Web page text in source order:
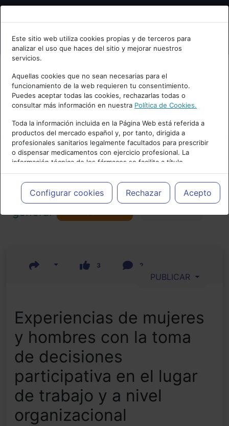
Bienvenid@ a psiquiatria.com
Escribe tu Email
Accede o regístrate con tu email.
Cancelar
Este sitio web utiliza cookies propias y de terceros para
analizar el uso que haces del sitio y mejorar nuestros
servicios.
Aquellas cookies que no sean necesarias para el
funcionamiento de la web requieren tu consentimiento.
Puedes aceptar todas las cookies, rechazarlas todas o
consultar más información en nuestra Política de Cookies.
Toda la información incluida en la Página Web está referida a
productos del mercado español y, por tanto, dirigida a
profesionales sanitarios legalmente facultados para prescribir
o dispensar medicamentos con ejercicio profesional. La
información técnica de los fármacos se facilita a título
meramente informativo, siendo responsabilidad de los
profesionales facultados prescribir medicamentos y decidir, en
cada caso concreto, el tratamiento más adecuado a las
necesidades del paciente.
Configurar cookies Rechazar Acepto
Actualidad y Artículos|Psicología
general
3 2
PUBLICAR
Experiencias de mujeres
y hombres con la toma
de decisiones
participativa en el lugar
de trabajo y a nivel
organizacional